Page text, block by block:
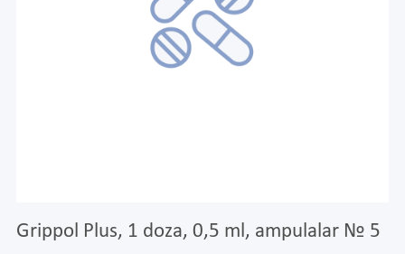
Grippol Plus, 1 doza, 0,5 ml, ampulalar № 5